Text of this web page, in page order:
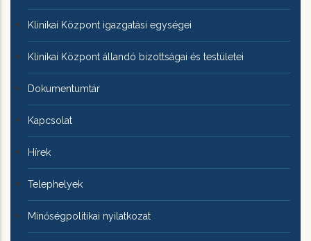
Klinikai Központ igazgatási egységei
Klinikai Központ állandó bizottságai és testületei
Dokumentumtár
Kapcsolat
Hírek
Telephelyek
Minőségpolitikai nyilatkozat